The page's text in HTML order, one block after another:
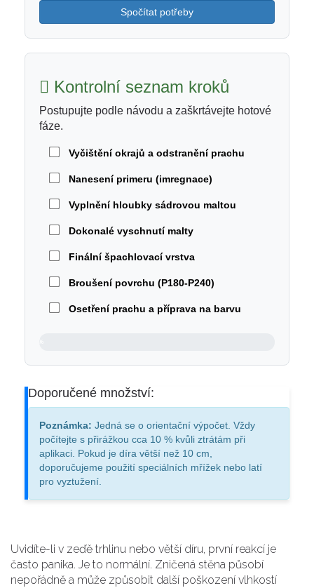
Spočítat potřeby
Kontrolní seznam kroků
Postupujte podle návodu a zaškrtávejte hotové
fáze.
Vyčištění okrajů a odstranění prachu
Nanesení primeru (imregnace)
Vyplnění hloubky sádrovou maltou
Dokonalé vyschnutí malty
Finální špachlovací vrstva
Broušení povrchu (P180-P240)
Osetření prachu a příprava na barvu
Doporučené množství:
Poznámka: Jedná se o orientační výpočet. Vždy
počítejte s přirážkou cca 10 % kvůli ztrátám při
aplikaci. Pokud je díra větší než 10 cm,
doporučujeme použití speciálních mřížek nebo latí
pro vyztužení.
Uvidíte-li v zeďě trhlinu nebo větší díru, první reakcí je
často panika. Je to normální. Zničená stěna působí
nepořádně a může způsobit další poškození vlhkostí